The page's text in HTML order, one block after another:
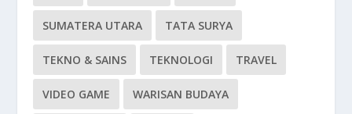
SUMATERA UTARA TATA SURYA
TEKNO & SAINS TEKNOLOGI TRAVEL
VIDEO GAME WARISAN BUDAYA